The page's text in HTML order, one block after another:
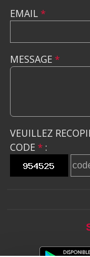
EMAIL*
MESSAGE *
VEUILLEZ
CODE * :